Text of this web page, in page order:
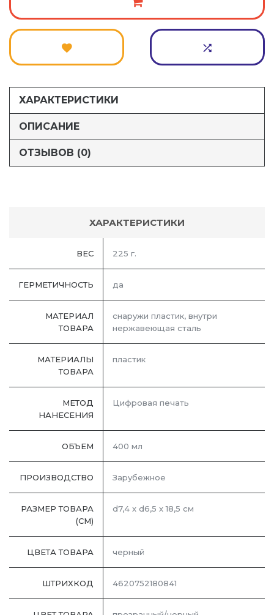
ХАРАКТЕРИСТИКИ
ОПИСАНИЕ
ОТЗЫВОВ (0)
ХАРАКТЕРИСТИКИ
ВЕС 225 г.
ГЕРМЕТИЧНОСТЬ да
МАТЕРИАЛ
ТОВАРА
снаружи пластик, внутри
нержавеющая сталь
МАТЕРИАЛЫ
ТОВАРА
пластик
МЕТОД
НАНЕСЕНИЯ
Цифровая печать
ОБЪЕМ 400 мл
ПРОИЗВОДСТВО Зарубежное
РАЗМЕР ТОВАРА
(СМ)
d7,4 х d6,5 х 18,5 см
ЦВЕТА ТОВАРА черный
ШТРИХКОД 4620752180841